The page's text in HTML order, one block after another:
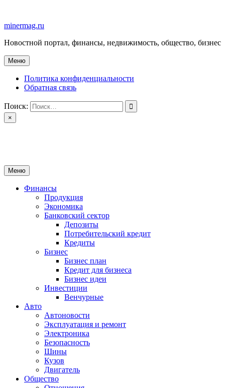
содержимому
minermag.ru
Новостной портал, финансы, недвижимость, общество, бизнес
Меню
Политика конфиденциальности
Обратная связь
Поиск:
×
Меню
Финансы
Продукция
Экономика
Банковский сектор
Депозиты
Потребительский кредит
Кредиты
Бизнес
Бизнес план
Кредит для бизнеса
Бизнес идеи
Инвестиции
Венчурные
Авто
Автоновости
Эксплуатация и ремонт
Электроника
Безопасность
Шины
Кузов
Двигатель
Общество